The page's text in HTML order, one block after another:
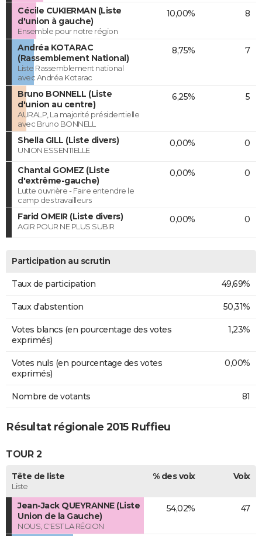
Cécile CUKIERMAN (Liste
d'union à gauche)
Ensemble pour notre région
10,00% 8
Andréa KOTARAC
(Rassemblement National)
Liste Rassemblement national
avec Andréa Kotarac
8,75% 7
Bruno BONNELL (Liste
d'union au centre)
AURALP, La majorité présidentielle
avec Bruno BONNELL
6,25% 5
Shella GILL (Liste divers)
UNION ESSENTIELLE
0,00% 0
Chantal GOMEZ (Liste
d'extrême-gauche)
Lutte ouvrière - Faire entendre le
camp des travailleurs
0,00% 0
Farid OMEIR (Liste divers)
AGIR POUR NE PLUS SUBIR
0,00% 0
Participation au scrutin
Taux de participation 49,69%
Taux d'abstention 50,31%
Votes blancs (en pourcentage des votes
exprimés)
1,23%
Votes nuls (en pourcentage des votes
exprimés)
0,00%
Nombre de votants 81
Résultat régionale 2015 Ruffieu
TOUR 2
Tête de liste
Liste
% des voix Voix
Jean-Jack QUEYRANNE (Liste
Union de la Gauche)
NOUS, C'EST LA RÉGION
54,02% 47